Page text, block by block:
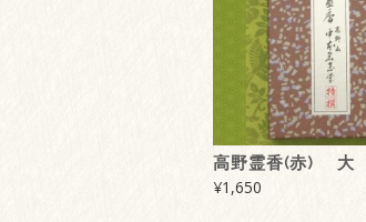
高野霊香(赤) 大
¥1,650